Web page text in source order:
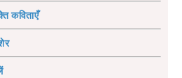
कविताएँ